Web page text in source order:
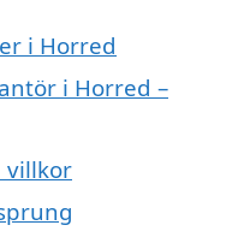
i Horred
i Horred –
villkor